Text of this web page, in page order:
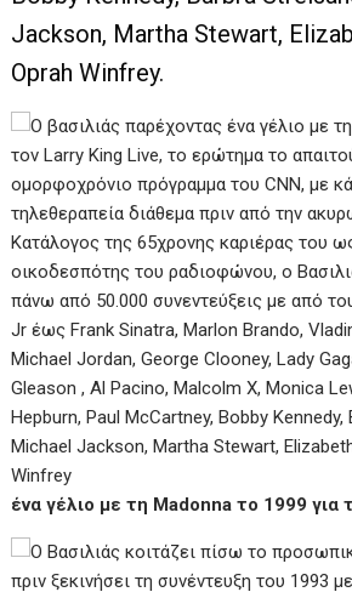
Jackson, Martha Stewart,
Oprah Winfrey.
ένα γέλιο με τη Madonna το 1999 για